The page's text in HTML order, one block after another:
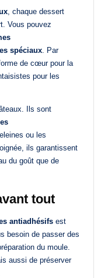
, chaque dessert
Vous pouvez
spéciaux . Par
de cœur pour la
pour les
Ils sont
ou les
ils garantissent
du goût que de
tout
antiadhésifs est
besoin de passer des
du moule.
aussi de préserver